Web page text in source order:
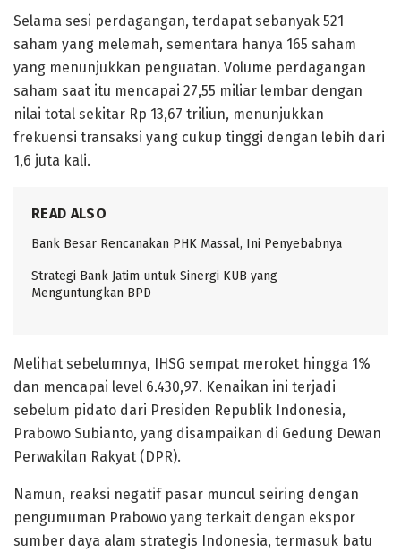
Selama sesi perdagangan, terdapat sebanyak 521
saham yang melemah, sementara hanya 165 saham
yang menunjukkan penguatan. Volume perdagangan
saham saat itu mencapai 27,55 miliar lembar dengan
nilai total sekitar Rp 13,67 triliun, menunjukkan
frekuensi transaksi yang cukup tinggi dengan lebih dari
1,6 juta kali.
READ ALSO
Bank Besar Rencanakan PHK Massal, Ini Penyebabnya
Strategi Bank Jatim untuk Sinergi KUB yang
Menguntungkan BPD
Melihat sebelumnya, IHSG sempat meroket hingga 1%
dan mencapai level 6.430,97. Kenaikan ini terjadi
sebelum pidato dari Presiden Republik Indonesia,
Prabowo Subianto, yang disampaikan di Gedung Dewan
Perwakilan Rakyat (DPR).
Namun, reaksi negatif pasar muncul seiring dengan
pengumuman Prabowo yang terkait dengan ekspor
sumber daya alam strategis Indonesia, termasuk batu